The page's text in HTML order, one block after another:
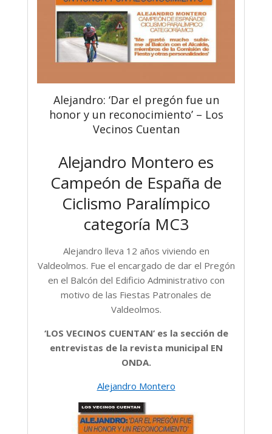
Alejandro: ‘Dar el pregón fue un
honor y un reconocimiento’ – Los
Vecinos Cuentan
Alejandro Montero es
Campeón de España de
Ciclismo Paralímpico
categoría MC3
Alejandro lleva 12 años viviendo en
Valdeolmos. Fue el encargado de dar el Pregón
en el Balcón del Edificio Administrativo con
motivo de las Fiestas Patronales de
Valdeolmos.
‘LOS VECINOS CUENTAN’ es la sección de
entrevistas de la revista municipal EN
ONDA.
Alejandro Montero